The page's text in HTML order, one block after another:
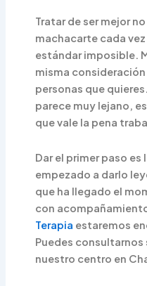
Tratar de ser mejor
machacarte cada
estándar imposible.
misma
personas que
parece muy lejano,
que vale la pena
Dar el primer paso
empezado a darlo
que ha llegado el
con
Terapia estaremos
Puedes
nuestro centro en